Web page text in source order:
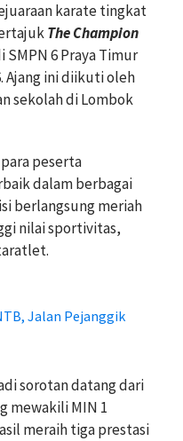
karate tingkat
The Champion
SMPN 6 Praya Timur
Ajang ini diikuti oleh
sekolah di Lombok
peserta
dalam berbagai
berlangsung meriah
nilai sportivitas,
Jalan Pejanggik
sorotan datang dari
mewakiliMIN 1
meraih tiga prestasi